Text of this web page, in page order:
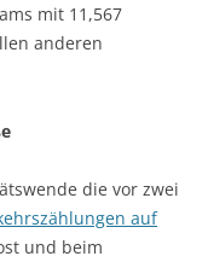
mit 11,567
anderen
die vor zwei
auf
und beim